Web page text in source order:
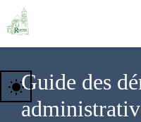
Guide des
wb_sunny